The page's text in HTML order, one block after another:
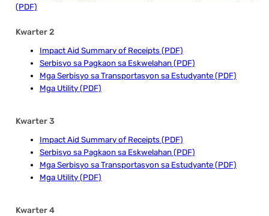
(PDF)
Kwarter 2
Impact Aid Summary of Receipts (PDF)
Serbisyo sa Pagkaon sa Eskwelahan (PDF)
Mga Serbisyo sa Transportasyon sa Estudyante (PDF)
Mga Utility (PDF)
Kwarter 3
Impact Aid Summary of Receipts (PDF)
Serbisyo sa Pagkaon sa Eskwelahan (PDF)
Mga Serbisyo sa Transportasyon sa Estudyante (PDF)
Mga Utility (PDF)
Kwarter 4